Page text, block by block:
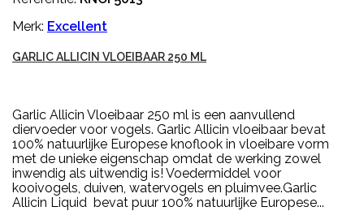
Merk: Excellent
GARLIC ALLICIN VLOEIBAAR 250 ML
Garlic Allicin Vloeibaar 250 ml is een aanvullend
diervoeder voor vogels. Garlic Allicin vloeibaar bevat
100% natuurlijke Europese knoflook in vloeibare vorm
met de unieke eigenschap omdat de werking zowel
inwendig als uitwendig is! Voedermiddel voor
kooivogels, duiven, watervogels en pluimvee.Garlic
Allicin Liquid bevat puur 100% natuurlijke Europese...